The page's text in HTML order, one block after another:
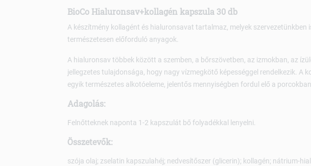
BioCo Hialuronsav+kollagén kapszula 30 db
A készítmény kollagént és hialuronsavat tartalmaz, melyek szervezetünkben
természetesen előforduló anyagok.
A hialuronsav többek között a szemben, a bőrszövetben, az izmokban, az
jellegzetes tulajdonsága, hogy nagy vízmegkötő képességgel rendelkezik. A
egyik természetes alkotóeleme, jelentős mennyiségben fordul elő a
Adagolás:
Felnőtteknek naponta 1-2 kapszulát bő folyadékkal lenyelni.
Összetevők:
szója olaj; zselatin kapszulahéj; nedvesítőszer (glicerin); kollagén; nátrium-